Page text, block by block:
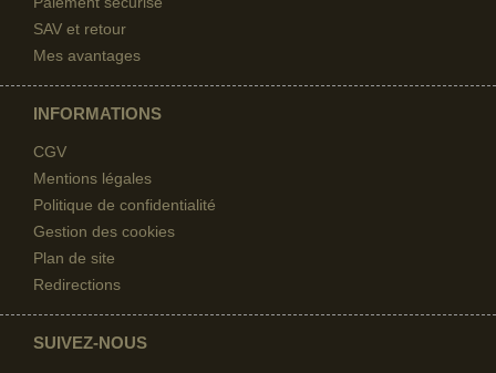
SAV et retour
Mes avantages
INFORMATIONS
CGV
Mentions légales
Politique de confidentialité
Gestion des cookies
Plan de site
Redirections
SUIVEZ-NOUS